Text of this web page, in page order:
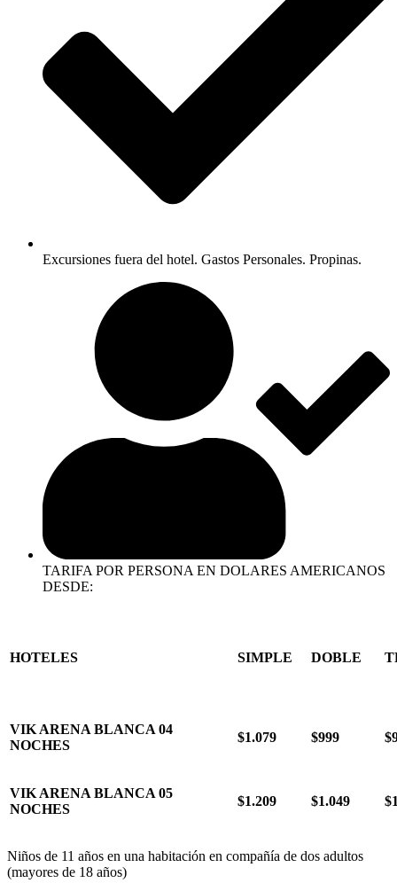
Excursiones fuera del hotel. Gastos Personales. Propinas.
TARIFA POR PERSONA EN DOLARES AMERICANOS
DESDE:
HOTELES SIMPLE DOBLE
VIK ARENA BLANCA 04
NOCHES
$1.079 $999
VIK ARENA BLANCA 05
NOCHES
$1.209 $1.049
Niños de 11 años en una habitación en compañía de dos adultos
(mayores de 18 años)